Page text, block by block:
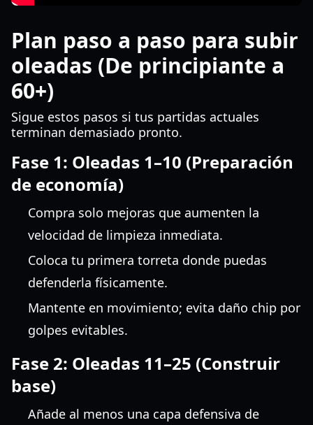
Plan paso a paso para subir
oleadas (De principiante a
60+)
Sigue estos pasos si tus partidas actuales
terminan demasiado pronto.
Fase 1: Oleadas 1–10 (Preparación
de economía)
Compra solo mejoras que aumenten la
velocidad de limpieza inmediata.
Coloca tu primera torreta donde puedas
defenderla físicamente.
Mantente en movimiento; evita daño chip por
golpes evitables.
Fase 2: Oleadas 11–25 (Construir
base)
Añade al menos una capa defensiva de